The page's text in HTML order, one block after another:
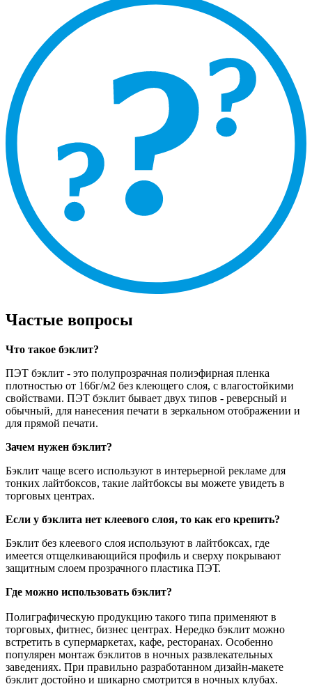
Частые вопросы
Что такое бэклит?
ПЭТ бэклит - это полупрозрачная полиэфирная пленка
плотностью от 166г/м2 без клеющего слоя, с влагостойкими
свойствами. ПЭТ бэклит бывает двух типов - реверсный и
обычный, для нанесения печати в зеркальном отображении и
для прямой печати.
Зачем нужен бэклит?
Бэклит чаще всего используют в интерьерной рекламе для
тонких лайтбоксов, такие лайтбоксы вы можете увидеть в
торговых центрах.
Если у бэклита нет клеевого слоя, то как его крепить?
Бэклит без клеевого слоя используют в лайтбоксах, где
имеется отщелкивающийся профиль и сверху покрывают
защитным слоем прозрачного пластика ПЭТ.
Где можно использовать бэклит?
Полиграфическую продукцию такого типа применяют в
торговых, фитнес, бизнес центрах. Нередко бэклит можно
встретить в супермаркетах, кафе, ресторанах. Особенно
популярен монтаж бэклитов в ночных развлекательных
заведениях. При правильно разработанном дизайн-макете
бэклит достойно и шикарно смотрится в ночных клубах.